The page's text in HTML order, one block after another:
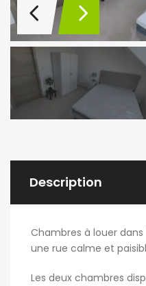
Description
Chambres à louer
une rue calme et
Les deux chambres